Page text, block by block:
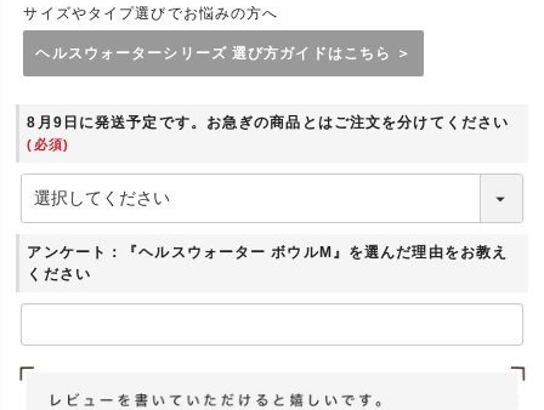
サイズやタイプ選びでお悩みの方へ
ヘルスウォーターシリーズ 選び方ガイドはこちら ＞
8月9日に発送予定です。お急ぎの商品とはご注文を分けてください
(必須)
アンケート：『ヘルスウォーター ボウルM』を選んだ理由をお教え
ください